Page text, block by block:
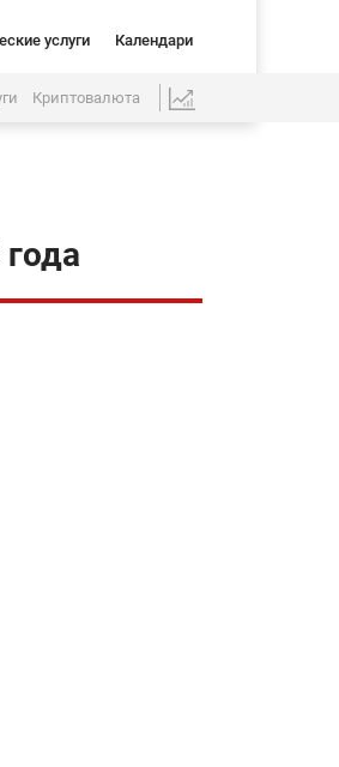
услуги Календари
Криптовалюта